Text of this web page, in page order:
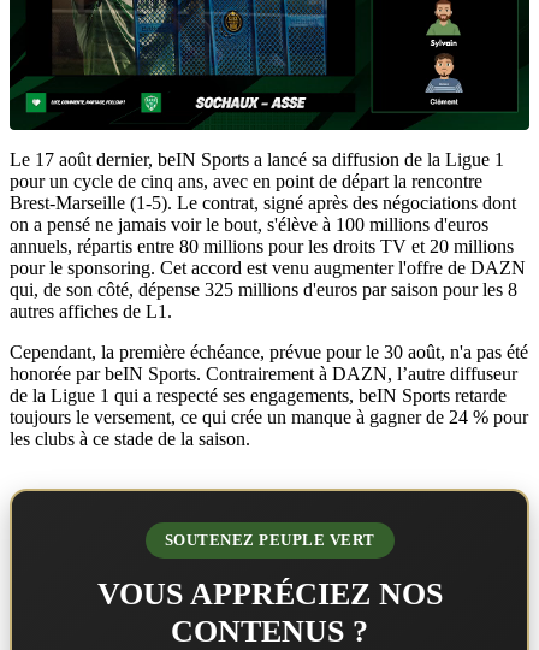
Le 17 août dernier, beIN Sports a lancé sa diffusion de la Ligue 1
pour un cycle de cinq ans, avec en point de départ la rencontre
Brest-Marseille (1-5). Le contrat, signé après des négociations dont
on a pensé ne jamais voir le bout, s'élève à 100 millions d'euros
annuels, répartis entre 80 millions pour les droits TV et 20 millions
pour le sponsoring. Cet accord est venu augmenter l'offre de DAZN
qui, de son côté, dépense 325 millions d'euros par saison pour les 8
autres affiches de L1.
Cependant, la première échéance, prévue pour le 30 août, n'a pas été
honorée par beIN Sports. Contrairement à DAZN, l’autre diffuseur
de la Ligue 1 qui a respecté ses engagements, beIN Sports retarde
toujours le versement, ce qui crée un manque à gagner de 24 % pour
les clubs à ce stade de la saison.
SOUTENEZ PEUPLE VERT
VOUS APPRÉCIEZ NOS
CONTENUS ?